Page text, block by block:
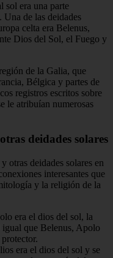
sol era una parte
de las deidades
celta era Belenus,
Dios del Sol, el Fuego y
de la Galia, que
Bélgica y partes de
registros escritos sobre
le atribuían numerosas
deidades solares
otras deidades solares en
interesantes que
y la religión de la
era el dios del sol, la
que Belenus, Apolo
era el dios del sol y se